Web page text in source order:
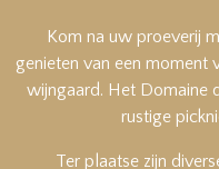
Kom na uw proeverij
genieten van een moment
wijngaard. Het Domaine
rustige
Ter plaatse zijn